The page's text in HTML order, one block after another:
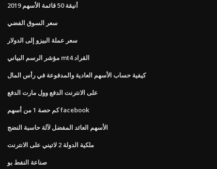
أنيقة 50 قائمة الأسهم 2019
سعر السوق الفضي
سعر عملة البيزو إلى الدولار
مؤشر الرسم البياني mt4 القراد
كيفية حساب الأسهم العادية والمدفوعة في رأس المال
على الانترنت الدفع وول مارت الدفع
كم حصة 1 من أسهم facebook
الأسهم العائد المفضل لآلة حاسبة النضج
ملكية الدولة 2 لاتيني على الانترنت
صناعة النفط بو